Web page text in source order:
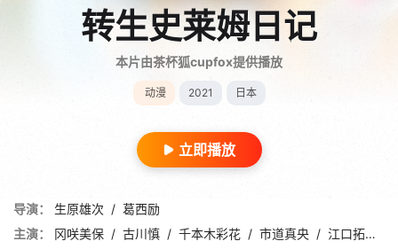
转生史莱姆日记
本片由茶杯狐cupfox提供播放
动漫 2021 日本
立即播放
导演： 生原雄次 / 葛西励
主演：
冈咲美保 / 古川慎 / 千本木彩花 / 市道真央 / 江口拓也